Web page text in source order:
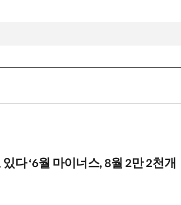
다 ‘6월 마이너스, 8월 2만 2천개